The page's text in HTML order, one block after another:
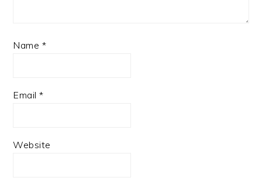
Name *
Email*
Website